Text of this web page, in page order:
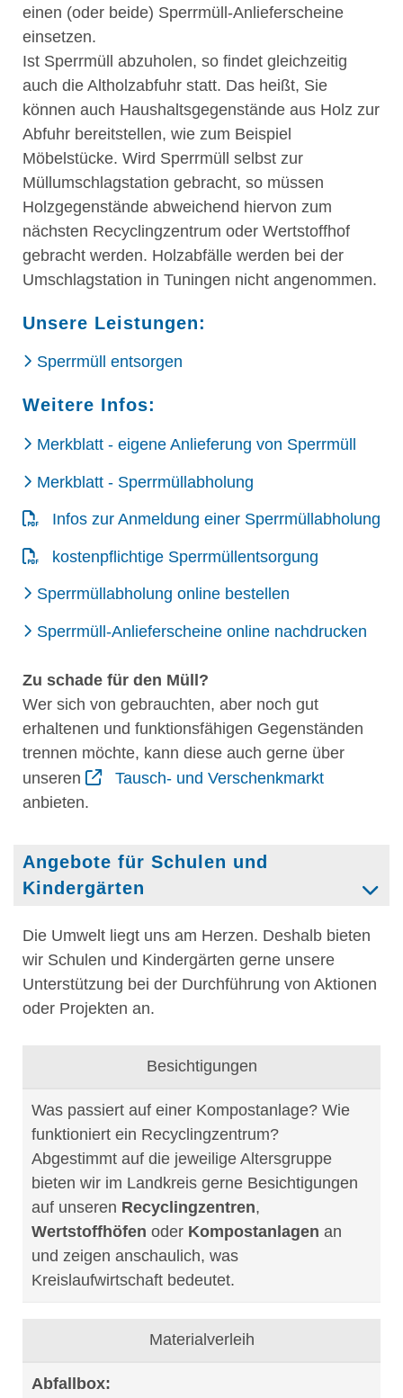
einen (oder beide) Sperrmüll-Anlieferscheine
einsetzen.
Ist Sperrmüll abzuholen, so findet gleichzeitig
auch die Altholzabfuhr statt. Das heißt, Sie
können auch Haushaltsgegenstände aus Holz zur
Abfuhr bereitstellen, wie zum Beispiel
Möbelstücke. Wird Sperrmüll selbst zur
Müllumschlagstation gebracht, so müssen
Holzgegenstände abweichend hiervon zum
nächsten Recyclingzentrum oder Wertstoffhof
gebracht werden. Holzabfälle werden bei der
Umschlagstation in Tuningen nicht angenommen.
Unsere Leistungen:
Sperrmüll entsorgen
Weitere Infos:
Merkblatt - eigene Anlieferung von Sperrmüll
Merkblatt - Sperrmüllabholung
Infos zur Anmeldung einer Sperrmüllabholung
kostenpflichtige Sperrmüllentsorgung
Sperrmüllabholung online bestellen
Sperrmüll-Anlieferscheine online nachdrucken
Zu schade für den Müll?
Wer sich von gebrauchten, aber noch gut
erhaltenen und funktionsfähigen Gegenständen
trennen möchte, kann diese auch gerne über
unseren
Tausch- und Verschenkmarkt
anbieten.
Angebote für Schulen und
Kindergärten
Die Umwelt liegt uns am Herzen. Deshalb bieten
wir Schulen und Kindergärten gerne unsere
Unterstützung bei der Durchführung von Aktionen
oder Projekten an.
Besichtigungen
Was passiert auf einer Kompostanlage? Wie
funktioniert ein Recyclingzentrum?
Abgestimmt auf die jeweilige Altersgruppe
bieten wir im Landkreis gerne Besichtigungen
auf unseren Recyclingzentren,
Wertstoffhöfen oder Kompostanlagen an
und zeigen anschaulich, was
Kreislaufwirtschaft bedeutet.
Materialverleih
Abfallbox: